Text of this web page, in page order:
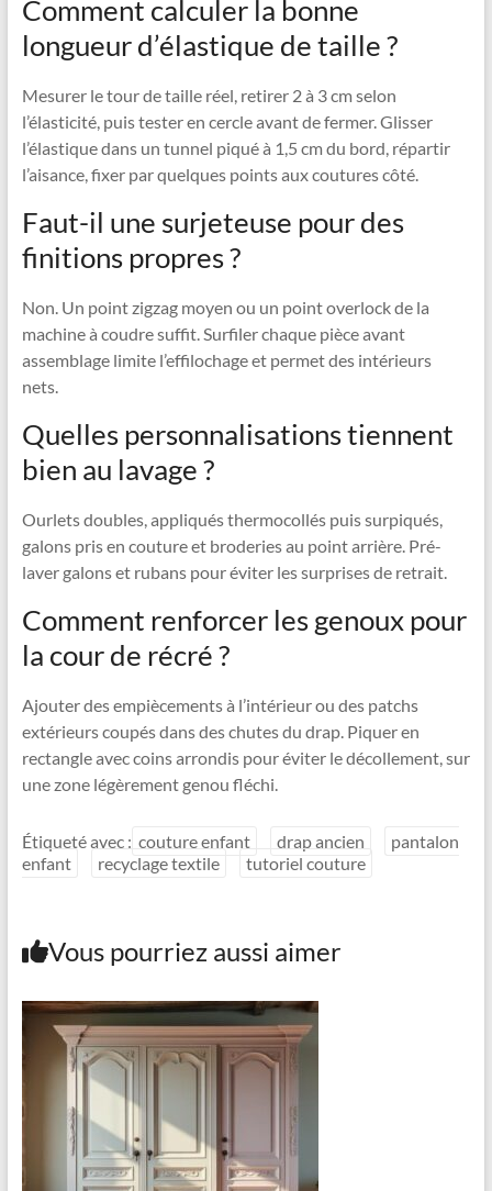
Comment calculer la bonne
longueur d’élastique de taille ?
Mesurer le tour de taille réel, retirer 2 à 3 cm selon
l’élasticité, puis tester en cercle avant de fermer. Glisser
l’élastique dans un tunnel piqué à 1,5 cm du bord, répartir
l’aisance, fixer par quelques points aux coutures côté.
Faut-il une surjeteuse pour des
finitions propres ?
Non. Un point zigzag moyen ou un point overlock de la
machine à coudre suffit. Surfiler chaque pièce avant
assemblage limite l’effilochage et permet des intérieurs
nets.
Quelles personnalisations tiennent
bien au lavage ?
Ourlets doubles, appliqués thermocollés puis surpiqués,
galons pris en couture et broderies au point arrière. Pré-
laver galons et rubans pour éviter les surprises de retrait.
Comment renforcer les genoux pour
la cour de récré ?
Ajouter des empiècements à l’intérieur ou des patchs
extérieurs coupés dans des chutes du drap. Piquer en
rectangle avec coins arrondis pour éviter le décollement, sur
une zone légèrement genou fléchi.
Étiqueté avec : couture enfant drap ancien
pantalon
enfant
recyclage textile tutoriel couture
Vous pourriez aussi aimer